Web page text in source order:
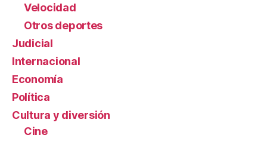
Velocidad
Otros deportes
Judicial
Internacional
Economía
Política
Cultura y diversión
Cine